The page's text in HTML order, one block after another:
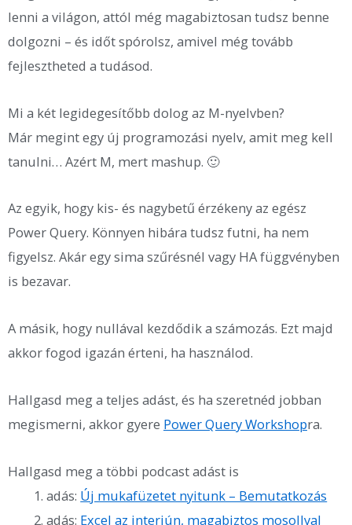
lenni a világon, attól még magabiztosan tudsz benne
dolgozni – és időt spórolsz, amivel még tovább
fejlesztheted a tudásod.
Mi a két legidegesítőbb dolog az M-nyelvben?
Már megint egy új programozási nyelv, amit meg kell
tanulni… Azért M, mert mashup. 🙂
Az egyik, hogy kis- és nagybetű érzékeny az egész
Power Query. Könnyen hibára tudsz futni, ha nem
figyelsz. Akár egy sima szűrésnél vagy HA függvényben
is bezavar.
A másik, hogy nullával kezdődik a számozás. Ezt majd
akkor fogod igazán érteni, ha használod.
Hallgasd meg a teljes adást, és ha szeretnéd jobban
megismerni, akkor gyere Power Query Workshopra.
Hallgasd meg a többi podcast adást is
adás: Új mukafüzetet nyitunk – Bemutatkozás
adás: Excel az interjún, magabiztos mosollyal